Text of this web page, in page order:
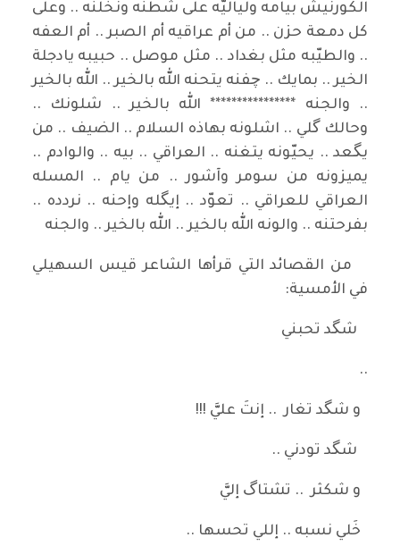
الكورنيش بيامه ولياليّه على شطنه ونخلنه .. وعلى
كل دمعة حزن .. من أم عراقيه أم الصبر .. أم العفه
.. والطيّبه مثل بغداد .. مثل موصل .. حبيبه يادجلة
الخير .. بمايك .. چفنه يتحنه الله بالخير .. الله بالخير
.. والجنه **************** الله بالخير .. شلونك ..
وحالك گلي .. اشلونه بهاذه السلام .. الضيف .. من
يگعد .. يحيّونه يتغنه .. العراقي .. بيه .. والوادم ..
يميزونه من سومر وآشور .. من يام .. المسله
العراقي للعراقي .. تعوّد .. إيگله وإحنه .. نردده ..
بفرحتنه .. والونه الله بالخير .. الله بالخير .. والجنه
من القصائد التي قرأها الشاعر قيس السهيلي
في الأمسية:
شگد تحبني
..
و شگد تغار .. إنتَ عليَّ !!!
شگد تودني ..
و شكثر .. تشتاگ إليَّ
خَلي نسبه .. إللي تحسها ..